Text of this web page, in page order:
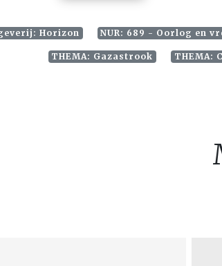
Horizon NUR: 689 - Oorlog en
THEMA: Gazastrook THEMA: